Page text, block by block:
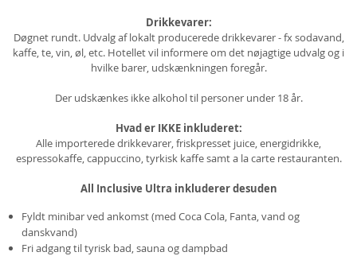
Drikkevarer:
Døgnet rundt. Udvalg af lokalt producerede drikkevarer - fx sodavand,
kaffe, te, vin, øl, etc. Hotellet vil informere om det nøjagtige udvalg og i
hvilke barer, udskænkningen foregår.
Der udskænkes ikke alkohol til personer under 18 år.
Hvad er IKKE inkluderet:
Alle importerede drikkevarer, friskpresset juice, energidrikke,
espressokaffe, cappuccino, tyrkisk kaffe samt a la carte restauranten.
All Inclusive Ultra inkluderer desuden
Fyldt minibar ved ankomst (med Coca Cola, Fanta, vand og
danskvand)
Fri adgang til tyrisk bad, sauna og dampbad